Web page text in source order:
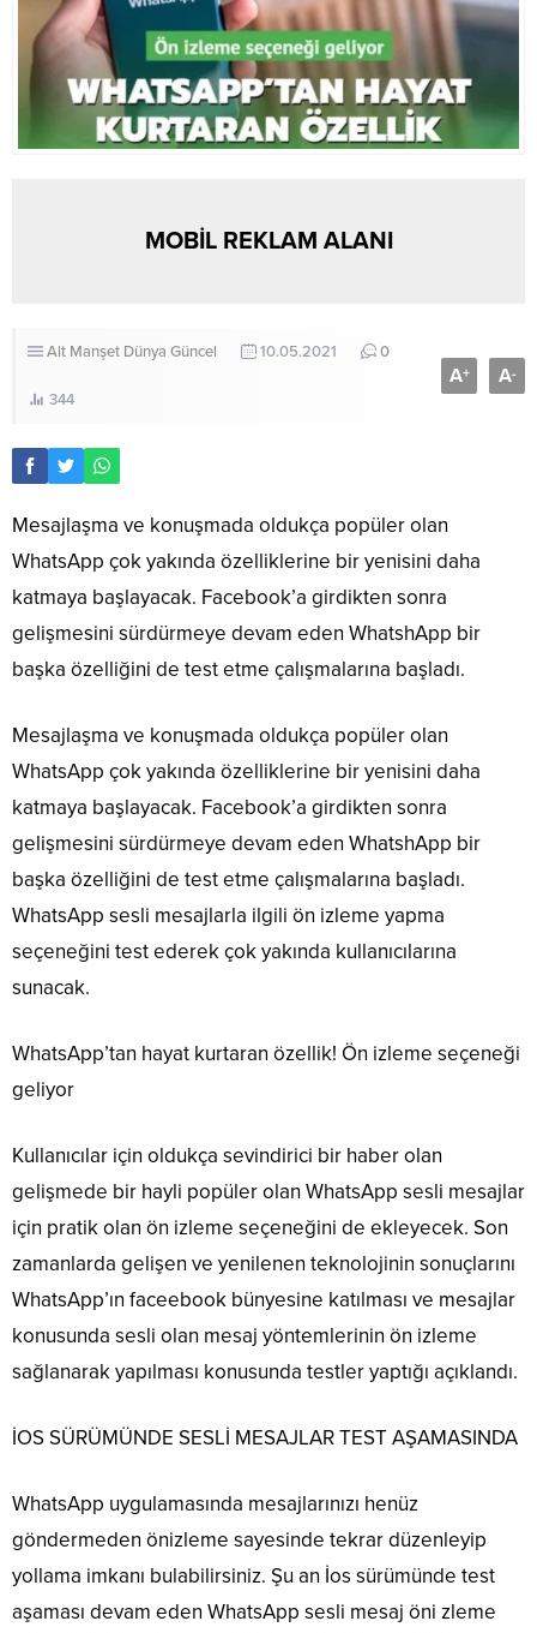
MOBİL REKLAM ALANI
Alt Manşet Dünya Güncel 10.05.2021 0
344
A+ A-
Mesajlaşma ve konuşmada oldukça popüler olan
WhatsApp çok yakında özelliklerine bir yenisini daha
katmaya başlayacak. Facebook’a girdikten sonra
gelişmesini sürdürmeye devam eden WhatshApp bir
başka özelliğini de test etme çalışmalarına başladı.
Mesajlaşma ve konuşmada oldukça popüler olan
WhatsApp çok yakında özelliklerine bir yenisini daha
katmaya başlayacak. Facebook’a girdikten sonra
gelişmesini sürdürmeye devam eden WhatshApp bir
başka özelliğini de test etme çalışmalarına başladı.
WhatsApp sesli mesajlarla ilgili ön izleme yapma
seçeneğini test ederek çok yakında kullanıcılarına
sunacak.
WhatsApp’tan hayat kurtaran özellik! Ön izleme seçeneği
geliyor
Kullanıcılar için oldukça sevindirici bir haber olan
gelişmede bir hayli popüler olan WhatsApp sesli mesajlar
için pratik olan ön izleme seçeneğini de ekleyecek. Son
zamanlarda gelişen ve yenilenen teknolojinin sonuçlarını
WhatsApp’ın faceebook bünyesine katılması ve mesajlar
konusunda sesli olan mesaj yöntemlerinin ön izleme
sağlanarak yapılması konusunda testler yaptığı açıklandı.
İOS SÜRÜMÜNDE SESLİ MESAJLAR TEST AŞAMASINDA
WhatsApp uygulamasında mesajlarınızı henüz
göndermeden önizleme sayesinde tekrar düzenleyip
yollama imkanı bulabilirsiniz. Şu an İos sürümünde test
aşaması devam eden WhatsApp sesli mesaj öni zleme